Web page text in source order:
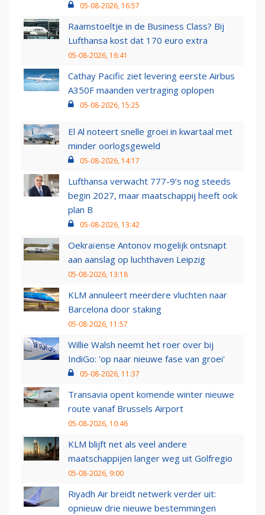
05-08-2026, 16:57
Raamstoeltje in de Business Class? Bij
Lufthansa kost dat 170 euro extra
05-08-2026, 16:41
Cathay Pacific ziet levering eerste Airbus
A350F maanden vertraging oplopen
05-08-2026, 15:25
El Al noteert snelle groei in kwartaal met
minder oorlogsgeweld
05-08-2026, 14:17
Lufthansa verwacht 777-9’s nog steeds
begin 2027, maar maatschappij heeft ook
plan B
05-08-2026, 13:42
Oekraïense Antonov mogelijk ontsnapt
aan aanslag op luchthaven Leipzig
05-08-2026, 13:18
KLM annuleert meerdere vluchten naar
Barcelona door staking
05-08-2026, 11:57
Willie Walsh neemt het roer over bij
IndiGo: 'op naar nieuwe fase van groei'
05-08-2026, 11:37
Transavia opent komende winter nieuwe
route vanaf Brussels Airport
05-08-2026, 10:46
KLM blijft net als veel andere
maatschappijen langer weg uit Golfregio
05-08-2026, 9:00
Riyadh Air breidt netwerk verder uit:
opnieuw drie nieuwe bestemmingen